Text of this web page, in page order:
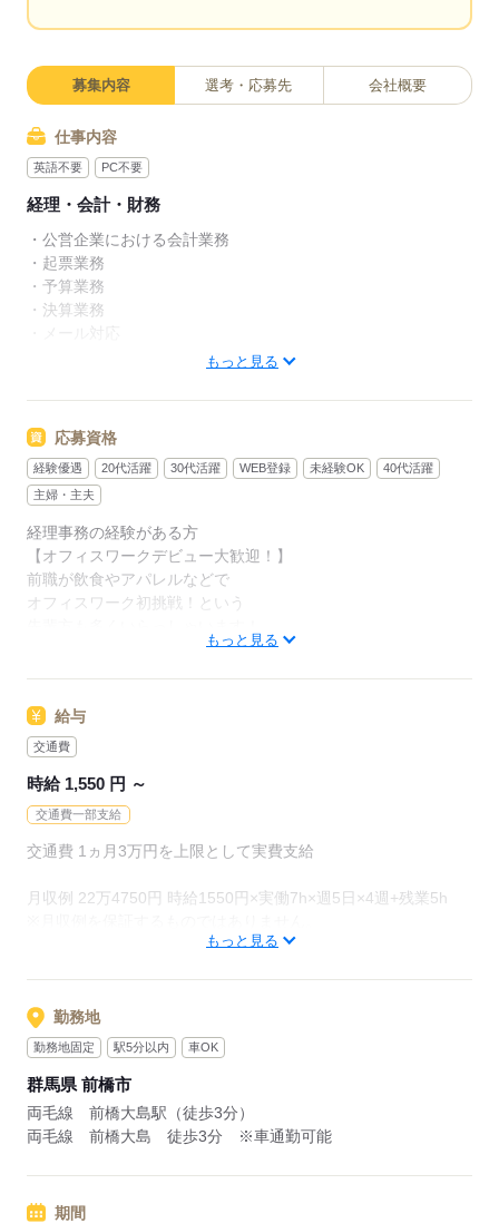
募集内容 選考・応募先 会社概要
仕事内容
英語不要 PC不要
経理・会計・財務
・公営企業における会計業務
・起票業務
・予算業務
・決算業務
・メール対応
・オンラインミーティング
▼こちらのお仕事以外にも...▼
・大手企業でのお仕事
・人気の在宅や大学事務のお仕事 など
たくさんのお仕事の中からあなたのご希望に合わせて選べます♪
まずはお気軽にご相談ください☆
応募する
もっと見る
応募資格
経験優遇 20代活躍 30代活躍 WEB登録 未経験OK
40代活躍
主婦・主夫
経理事務の経験がある方
【オフィスワークデビュー大歓迎！】
前職が飲食やアパレルなどで
オフィスワーク初挑戦！という
就業前にも、オンラインでの研修など
サポート体制も整えていますので
応募する
もっと見る
給与
交通費
時給 1,550 円 ～
交通費一部支給
交通費 1ヵ月3万円を上限として実費支給
月収例 22万4750円 時給1550円×実働7h×週5日×4週+残業5h
応募する
もっと見る
勤務地
勤務地固定 駅5分以内 車OK
群馬県 前橋市
両毛線 前橋大島駅（徒歩3分）
両毛線 前橋大島 徒歩3分 ※車通勤可能
期間